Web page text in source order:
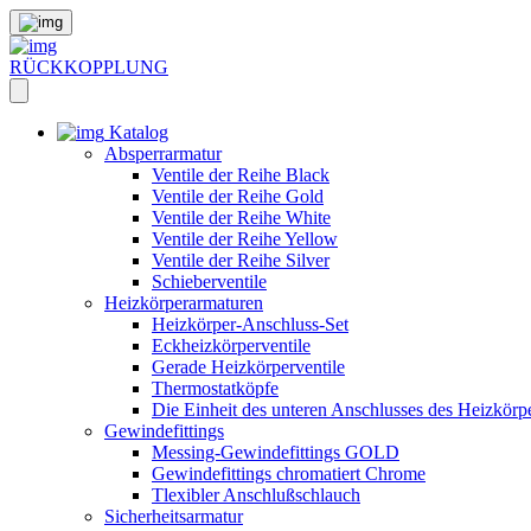
RÜCKKOPPLUNG
Katalog
Absperrarmatur
Ventile der Reihe Black
Ventile der Reihe Gold
Ventile der Reihe White
Ventile der Reihe Yellow
Ventile der Reihe Silver
Schieberventile
Heizkörperarmaturen
Heizkörper-Anschluss-Set
Eckheizkörperventile
Gerade Heizkörperventile
Thermostatköpfe
Die Einheit des unteren Anschlusses des
Gewindefittings
Messing-Gewindefittings GOLD
Gewindefittings chromatiert Chrome
Tlexibler Anschlußschlauch
Sicherheitsarmatur